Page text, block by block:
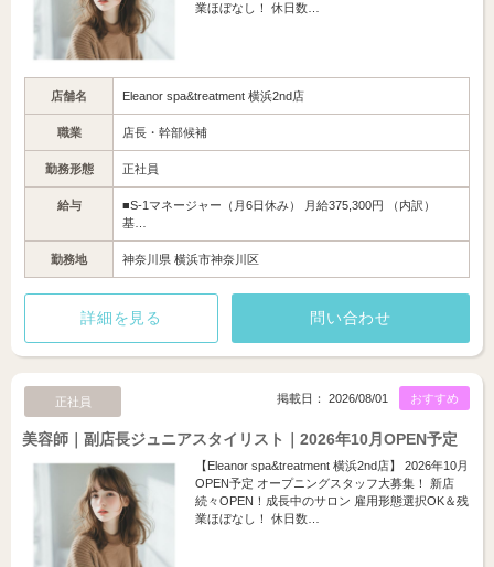
業ほぼなし！ 休日数…
店舗名 Eleanor spa&treatment 横浜2nd店
職業 店長・幹部候補
勤務形態 正社員
給与
■S-1マネージャー（月6日休み） 月給375,300円 （内訳）
基…
勤務地 神奈川県 横浜市神奈川区
詳細を見る 問い合わせ
正社員 おすすめ
掲載日： 2026/08/01
美容師｜副店長ジュニアスタイリスト｜2026年10月OPEN予定
【Eleanor spa&treatment 横浜2nd店】 2026年10月
OPEN予定 オープニングスタッフ大募集！ 新店
続々OPEN！成長中のサロン 雇用形態選択OK＆残
業ほぼなし！ 休日数…